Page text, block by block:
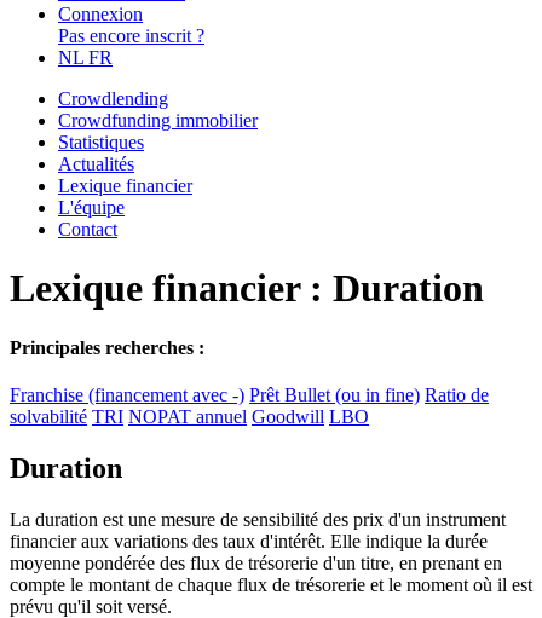
Connexion
Pas encore inscrit ?
NL FR
Crowdlending
Crowdfunding immobilier
Statistiques
Actualités
Lexique financier
L'équipe
Contact
Lexique financier : Duration
Principales recherches :
Franchise (financement avec -) Prêt Bullet (ou in fine) Ratio de
solvabilité TRI NOPAT annuel Goodwill LBO
Duration
La duration est une mesure de sensibilité des prix d'un instrument
financier aux variations des taux d'intérêt. Elle indique la durée
moyenne pondérée des flux de trésorerie d'un titre, en prenant en
compte le montant de chaque flux de trésorerie et le moment où il est
prévu qu'il soit versé.